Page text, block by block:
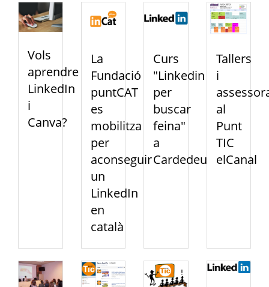
Vols
aprendre
LinkedIn
i
Canva?
La
Fundació
puntCAT
es
mobilitza
per
aconseguir
un
LinkedIn
en
català
Curs
"Linkedin
per
buscar
feina"
a
Cardedeu
Tallers
i
al
Punt
TIC
elCanal